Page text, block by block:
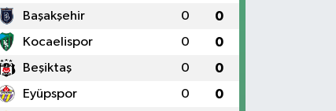
Başakşehir 0 0
Kocaelispor 0 0
Beşiktaş 0 0
Eyüpspor 0 0